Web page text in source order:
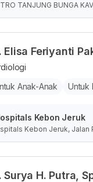
TANJUNG BUNGA
Elisa Feriyanti
Anak-Anak
Untuk
Kebon Jeruk
Kebon Jeruk, Jalan
Surya H. Putra,